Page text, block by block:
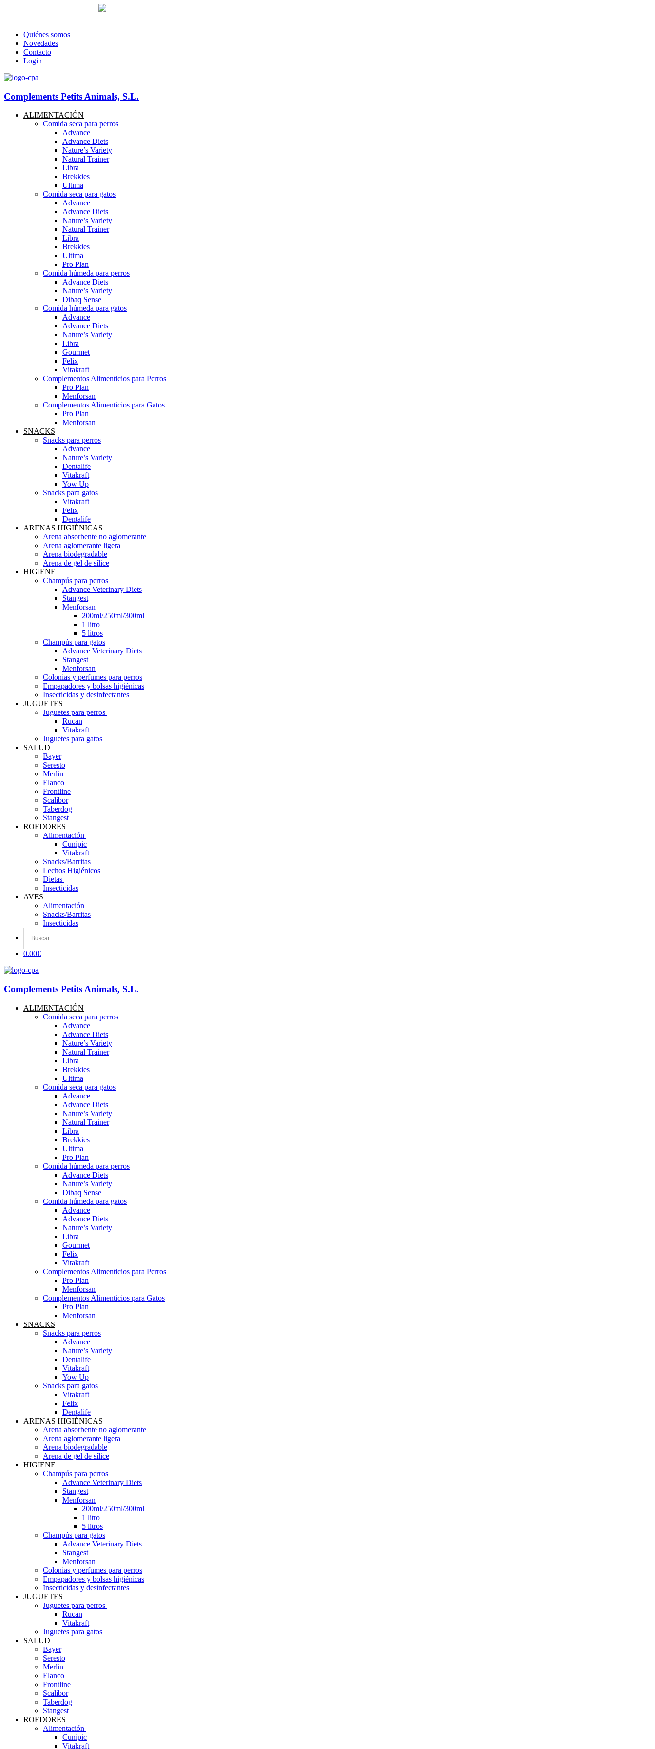
Quiénes somos
Novedades
Contacto
Login
Complements Petits Animals, S.L.
ALIMENTACIÓN
Comida seca para perros
Advance
Advance Diets
Nature’s Variety
Natural Trainer
Libra
Brekkies
Ultima
Comida seca para gatos
Advance
Advance Diets
Nature’s Variety
Natural Trainer
Libra
Brekkies
Ultima
Pro Plan
Comida húmeda para perros
Advance Diets
Nature’s Variety
Dibaq Sense
Comida húmeda para gatos
Advance
Advance Diets
Nature’s Variety
Libra
Gourmet
Felix
Vitakraft
Complementos Alimenticios para Perros
Pro Plan
Menforsan
Complementos Alimenticios para Gatos
Pro Plan
Menforsan
SNACKS
Snacks para perros
Advance
Nature’s Variety
Dentalife
Vitakraft
Yow Up
Snacks para gatos
Vitakraft
Felix
Dentalife
ARENAS HIGIÉNICAS
Arena absorbente no aglomerante
Arena aglomerante ligera
Arena biodegradable
Arena de gel de sílice
HIGIENE
Champús para perros
Advance Veterinary Diets
Stangest
Menforsan
200ml/250ml/300ml
1 litro
5 litros
Champús para gatos
Advance Veterinary Diets
Stangest
Menforsan
Colonias y perfumes para perros
Empapadores y bolsas higiénicas
Insecticidas y desinfectantes
JUGUETES
Juguetes para perros ​
Rucan
Vitakraft
Juguetes para gatos
SALUD
Bayer
Seresto
Merlin
Elanco
Frontline
Scalibor
Taberdog
Stangest
ROEDORES
Alimentación ​
Cunipic
Vitakraft
Snacks/Barritas
Lechos Higiénicos
Dietas ​
Insecticidas
AVES
Alimentación
Snacks/Barritas
Insecticidas
0.00€
Complements Petits Animals, S.L.
ALIMENTACIÓN
Comida seca para perros
Advance
Advance Diets
Nature’s Variety
Natural Trainer
Libra
Brekkies
Ultima
Comida seca para gatos
Advance
Advance Diets
Nature’s Variety
Natural Trainer
Libra
Brekkies
Ultima
Pro Plan
Comida húmeda para perros
Advance Diets
Nature’s Variety
Dibaq Sense
Comida húmeda para gatos
Advance
Advance Diets
Nature’s Variety
Libra
Gourmet
Felix
Vitakraft
Complementos Alimenticios para Perros
Pro Plan
Menforsan
Complementos Alimenticios para Gatos
Pro Plan
Menforsan
SNACKS
Snacks para perros
Advance
Nature’s Variety
Dentalife
Vitakraft
Yow Up
Snacks para gatos
Vitakraft
Felix
Dentalife
ARENAS HIGIÉNICAS
Arena absorbente no aglomerante
Arena aglomerante ligera
Arena biodegradable
Arena de gel de sílice
HIGIENE
Champús para perros
Advance Veterinary Diets
Stangest
Menforsan
200ml/250ml/300ml
1 litro
5 litros
Champús para gatos
Advance Veterinary Diets
Stangest
Menforsan
Colonias y perfumes para perros
Empapadores y bolsas higiénicas
Insecticidas y desinfectantes
JUGUETES
Juguetes para perros ​
Rucan
Vitakraft
Juguetes para gatos
SALUD
Bayer
Seresto
Merlin
Elanco
Frontline
Scalibor
Taberdog
Stangest
ROEDORES
Alimentación ​
Cunipic
Vitakraft